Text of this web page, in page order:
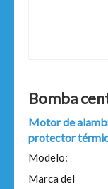
Bomba
Motor de
protector
Modelo:
Marca del